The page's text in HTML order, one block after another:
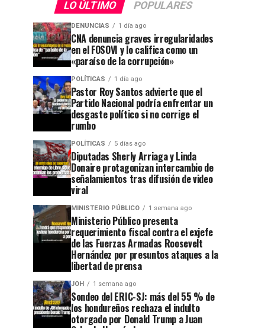
LO ÚLTIMO POPULARES
DENUNCIAS 1 día ago
CNA denuncia graves irregularidades
en el FOSOVI y lo califica como un
«paraíso de la corrupción»
POLÍTICAS 1 día ago
Pastor Roy Santos advierte que el
Partido Nacional podría enfrentar un
desgaste político si no corrige el
rumbo
POLÍTICAS 5 días ago
Diputadas Sherly Arriaga y Linda
Donaire protagonizan intercambio de
señalamientos tras difusión de video
viral
MINISTERIO PÚBLICO 1 semana ago
Ministerio Público presenta
requerimiento fiscal contra el exjefe
de las Fuerzas Armadas Roosevelt
Hernández por presuntos ataques a la
libertad de prensa
JOH 1 semana ago
Sondeo del ERIC-SJ: más del 55 % de
los hondureños rechaza el indulto
otorgado por Donald Trump a Juan